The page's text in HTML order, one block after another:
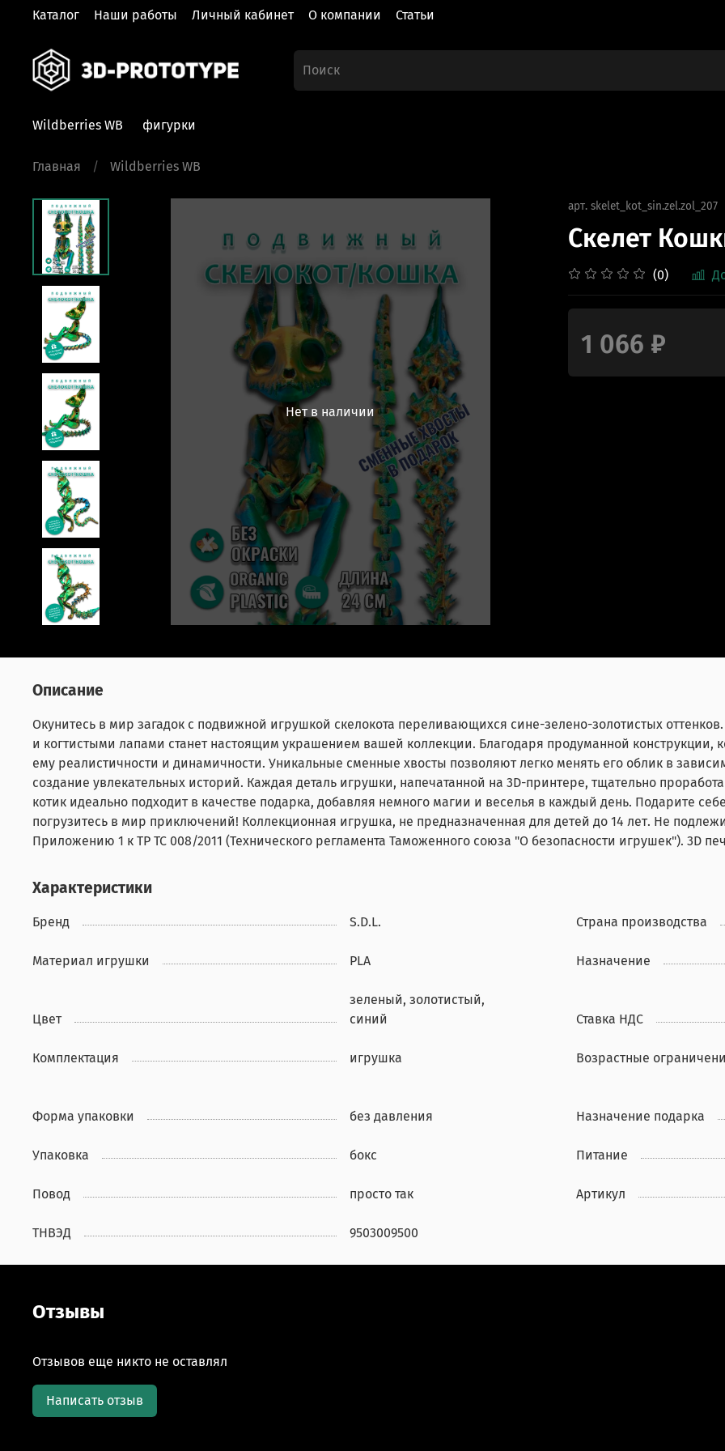
Каталог Наши работы Личный кабинет О компании Статьи
Wildberries WB фигурки
Главная Wildberries WB
Нет в наличии
арт. skelet_kot_sin.zel.zol_207
Скелет
(0)
1 066 ₽
Описание
Окунитесь в мир загадок с подвижной игрушкой скелокота переливающихся сине-зелено-золотистых
и когтистыми лапами станет настоящим украшением вашей коллекции. Благодаря продуманной конструкции,
ему реалистичности и динамичности. Уникальные сменные хвосты позволяют легко менять его облик в
создание увлекательных историй. Каждая деталь игрушки, напечатанной на 3D-принтере, тщательно
котик идеально подходит в качестве подарка, добавляя немного магии и веселья в каждый день. Подарите
погрузитесь в мир приключений! Коллекционная игрушка, не предназначенная для детей до 14 лет. Не
Приложению 1 к ТР ТС 008/2011 (Технического регламента Таможенного союза "О безопасности игрушек"). 3D
Характеристики
Бренд S.D.L. Страна производства
Материал игрушки PLA Назначение
Цвет
зеленый, золотистый,
синий
Ставка НДС
Комплектация игрушка Возрастные
Форма упаковки без давления Назначение подарка
Упаковка бокс Питание
Повод просто так Артикул
ТНВЭД 9503009500
Отзывы
Отзывов еще никто не оставлял
Написать отзыв